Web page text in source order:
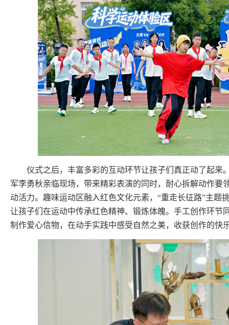
仪式之后，丰富多彩的互动环节让孩子们真正动了起来
军李勇秋亲临现场，带来精彩表演的同时，耐心拆解动作要
动活力。趣味运动区融入红色文化元素，“重走长征路”主题
让孩子们在运动中传承红色精神、锻炼体魄。手工创作环
制作爱心信物，在动手实践中感受自然之美，收获创作的快